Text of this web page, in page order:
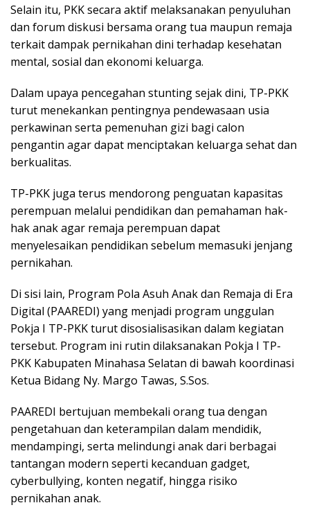
Selain itu, PKK secara aktif melaksanakan penyuluhan
dan forum diskusi bersama orang tua maupun remaja
terkait dampak pernikahan dini terhadap kesehatan
mental, sosial dan ekonomi keluarga.
Dalam upaya pencegahan stunting sejak dini, TP-PKK
turut menekankan pentingnya pendewasaan usia
perkawinan serta pemenuhan gizi bagi calon
pengantin agar dapat menciptakan keluarga sehat dan
berkualitas.
TP-PKK juga terus mendorong penguatan kapasitas
perempuan melalui pendidikan dan pemahaman hak-
hak anak agar remaja perempuan dapat
menyelesaikan pendidikan sebelum memasuki jenjang
pernikahan.
Di sisi lain, Program Pola Asuh Anak dan Remaja di Era
Digital (PAAREDI) yang menjadi program unggulan
Pokja I TP-PKK turut disosialisasikan dalam kegiatan
tersebut. Program ini rutin dilaksanakan Pokja I TP-
PKK Kabupaten Minahasa Selatan di bawah koordinasi
Ketua Bidang Ny. Margo Tawas, S.Sos.
PAAREDI bertujuan membekali orang tua dengan
pengetahuan dan keterampilan dalam mendidik,
mendampingi, serta melindungi anak dari berbagai
tantangan modern seperti kecanduan gadget,
cyberbullying, konten negatif, hingga risiko
pernikahan anak.